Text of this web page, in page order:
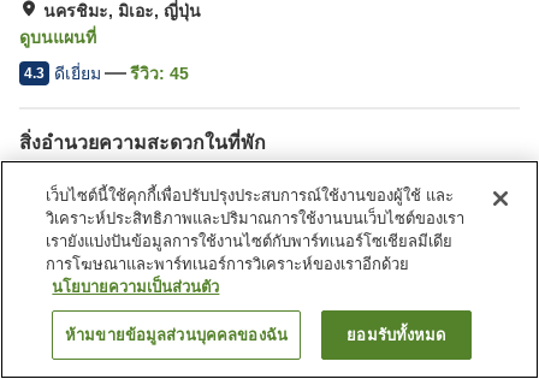
นครชิมะ, มิเอะ, ญี่ปุ่น
ดูบนแผนที่
4.3 ดีเยี่ยม รีวิว: 45
สิ่งอำนวยความสะดวกในที่พัก
คาเฟ่
พื้นที่นอกห้องพักรองรับสัตว์
เลี้ยง
หน้าแรก ญี่ปุ่น มิเอะ
ค้นหาห้องพัก
เว็บไซต์นี้ใช้คุกกี้เพื่อปรับปรุงประสบการณ์ใช้งานของผู้ใช้ และ
วิเคราะห์ประสิทธิภาพและปริมาณการใช้งานบนเว็บไซต์ของเรา
เรายังแบ่งปันข้อมูลการใช้งานไซต์กับพาร์ทเนอร์โซเชียลมีเดีย
การโฆษณาและพาร์ทเนอร์การวิเคราะห์ของเราอีกด้วย
นโยบายความเป็นส่วนตัว
ห้ามขายข้อมูลส่วนบุคคลของฉัน ยอมรับทั้งหมด